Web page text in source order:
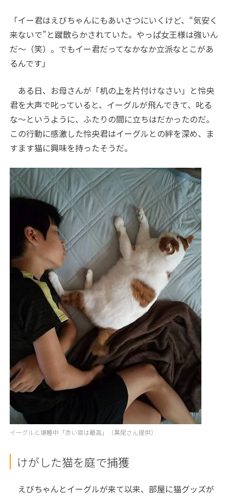
「イー君はえびちゃんにもあいさつにいくけど、“気安く
来ないで”と蹴散らかされていた。やっぱ女王様は強いん
だ～（笑）。でもイー君だってなかなか立派なとこがあ
るんです」
ある日、お母さんが「机の上を片付けなさい」と怜央
君を大声で叱っていると、イーグルが飛んできて、叱る
な～というように、ふたりの間に立ちはだかったのだ。
この行動に感激した怜央君はイーグルとの絆を深め、ま
すます猫に興味を持ったそうだ。
イーグルと爆睡中「添い寝は最高」（黒尾さん提供）
けがした猫を庭で捕獲
えびちゃんとイーグルが来て以来、部屋に猫グッズが